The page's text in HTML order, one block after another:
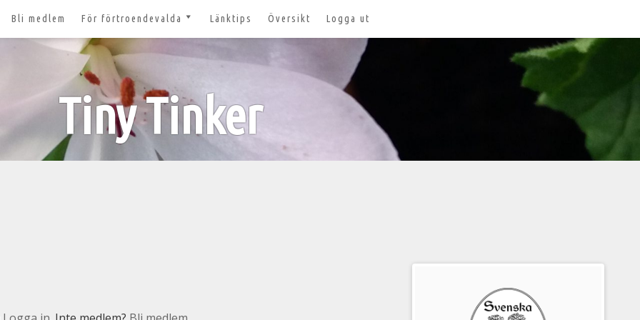
Bli medlem För förtroendevalda
Nyheter och tips 2026-03-20
Styrelsesidan
Bildbanken
Dokument för
förtroendevalda
Lägg till aktivitet
Länktips Översikt Logga ut
Tiny Tinker